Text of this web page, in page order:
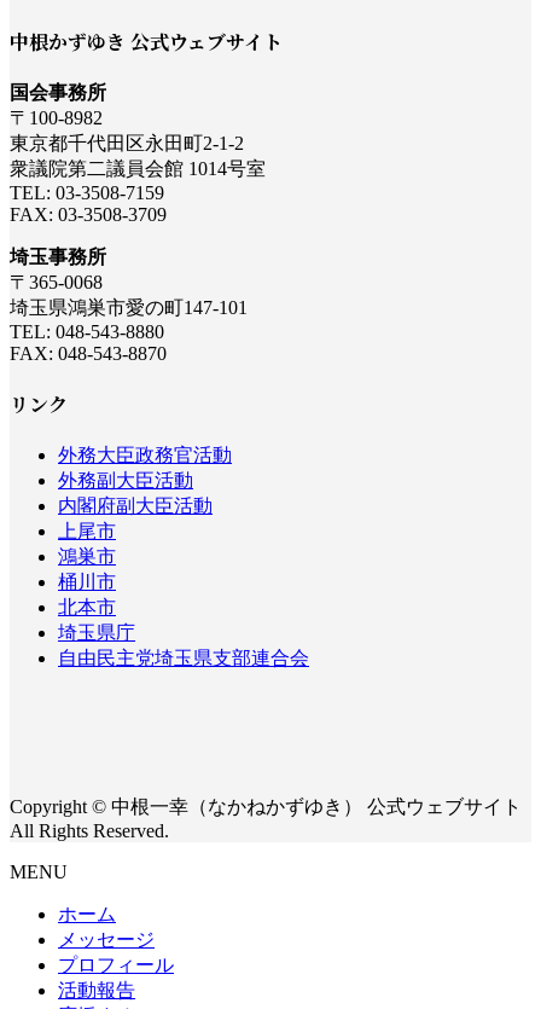
中根かずゆき 公式ウェブサイト
国会事務所
〒100-8982
東京都千代田区永田町2-1-2
衆議院第二議員会館 1014号室
TEL: 03-3508-7159
FAX: 03-3508-3709
埼玉事務所
〒365-0068
埼玉県鴻巣市愛の町147-101
TEL: 048-543-8880
FAX: 048-543-8870
リンク
外務大臣政務官活動
外務副大臣活動
内閣府副大臣活動
上尾市
鴻巣市
桶川市
北本市
埼玉県庁
自由民主党埼玉県支部連合会
Copyright © 中根一幸（なかねかずゆき） 公式ウェブサイト
All Rights Reserved.
MENU
ホーム
メッセージ
プロフィール
活動報告